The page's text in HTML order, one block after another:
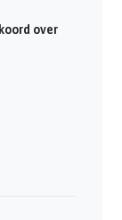
over